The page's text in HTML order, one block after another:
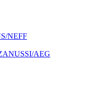
NEFF
AEG